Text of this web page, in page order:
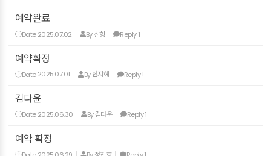
예약완료
Date 2025.07.02 By신형 Reply1
예약확정
Date 2025.07.01 By한지혜 Reply1
김다윤
Date 2025.06.30 By김다윤 Reply1
예약 확정